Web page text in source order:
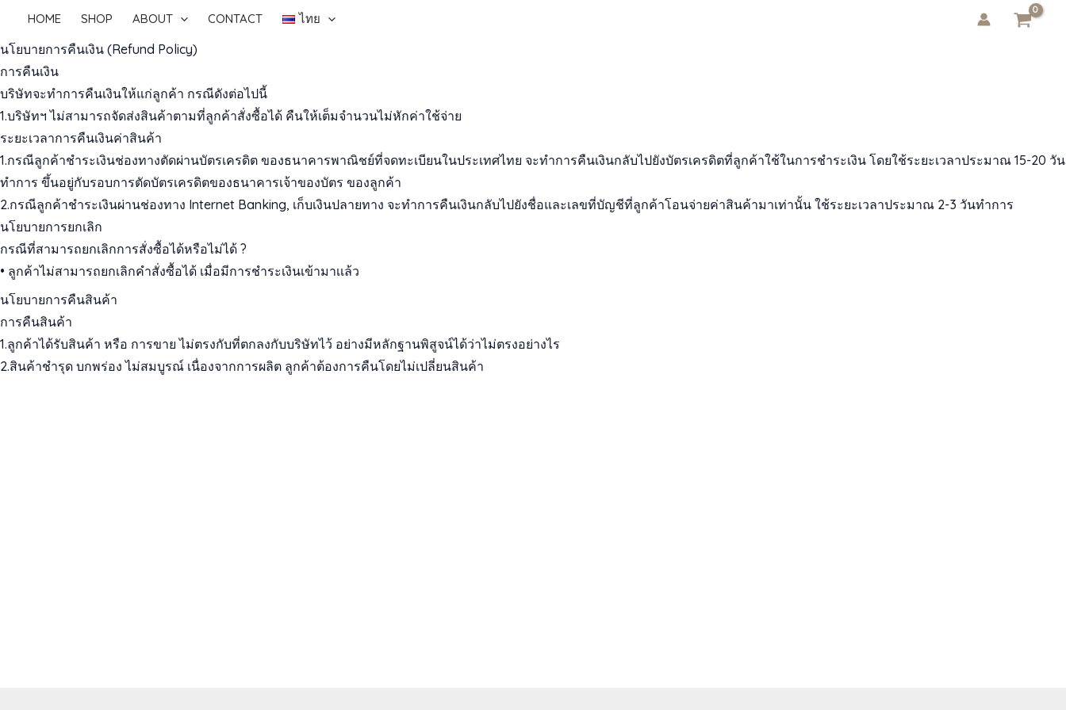
content
HOME SHOP ABOUT CONTACT ไทย
นโยบายการคืนเงิน (Refund Policy)
การคืนเงิน
บริษัทจะทำการคืนเงินให้แก่ลูกค้า กรณีดังต่อไปนี้
1.บริษัทฯ ไม่สามารถจัดส่งสินค้าตามที่ลูกค้าสั่งซื้อได้ คืนให้เต็มจำนวนไม่หักค่าใช้จ่าย
ระยะเวลาการคืนเงินค่าสินค้า
1.กรณีลูกค้าชำระเงินช่องทางตัดผ่านบัตรเครดิต ของธนาคารพาณิชย์ที่จดทะเบียนในประเทศไทย จะทำการคืนเงินกลับไปยังบัตรเครดิตที่ลูกค้าใช้ในการชำระเงิน โดยใช้ระยะเวลาประมาณ 15-20 วัน
ทำการ ขึ้นอยู่กับรอบการตัดบัตรเครดิตของธนาคารเจ้าของบัตร ของลูกค้า
2.กรณีลูกค้าชำระเงินผ่านช่องทาง Internet Banking, เก็บเงินปลายทาง จะทำการคืนเงินกลับไปยังชื่อและเลขที่บัญชีที่ลูกค้าโอนจ่ายค่าสินค้ามาเท่านั้น ใช้ระยะเวลาประมาณ 2-3 วันทำการ
นโยบายการยกเลิก
กรณีที่สามารถยกเลิกการสั่งซื้อได้หรือไม่ได้ ?
• ลูกค้าไม่สามารถยกเลิกคำสั่งซื้อได้ เมื่อมีการชำระเงินเข้ามาเเล้ว
นโยบายการคืนสินค้า
การคืนสินค้า
1.ลูกค้าได้รับสินค้า หรือ การขาย ไม่ตรงกับที่ตกลงกับบริษัทไว้ อย่างมีหลักฐานพิสูจน์ได้ว่าไม่ตรงอย่างไร
2.สินค้าชำรุด บกพร่อง ไม่สมบูรณ์ เนื่องจากการผลิต ลูกค้าต้องการคืนโดยไม่เปลี่ยนสินค้า